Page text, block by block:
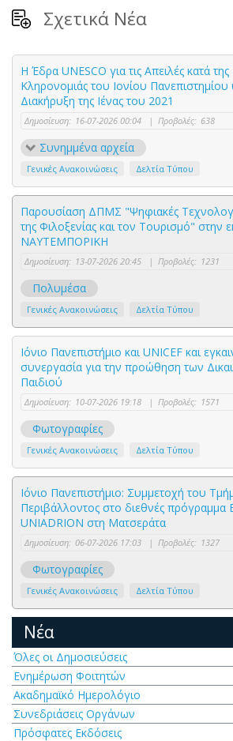
Σχετικά Νέα
Η Έδρα UNESCO για τις Απειλές κατά της
Κληρονομιάς του Ιονίου
Διακήρυξη της Ιένας του 2021
Δημοσίευση: 16-07-2026 00:04 | Προβολές: 638
Συνημμένα αρχεία
Γενικές Ανακοινώσεις Δελτία Τύπου
Παρουσίαση ΔΠΜΣ "Ψηφιακές
της Φιλοξενίας και τον Τουρισμό" στην
ΝΑΥΤΕΜΠΟΡΙΚΗ
Δημοσίευση: 13-07-2026 20:45 | Προβολές: 1231
Πολυμέσα
Γενικές Ανακοινώσεις Δελτία Τύπου
Ιόνιο Πανεπιστήμιο και UNICEF και
συνεργασία για την προώθηση των
Παιδιού
Δημοσίευση: 10-07-2026 19:18 | Προβολές: 1571
Φωτογραφίες
Γενικές Ανακοινώσεις Δελτία Τύπου
Ιόνιο Πανεπιστήμιο: Συμμετοχή του
Περιβάλλοντος στο διεθνές πρόγραμμα
UNIADRION στη Ματσεράτα
Δημοσίευση: 06-07-2026 17:03 | Προβολές: 1327
Φωτογραφίες
Γενικές Ανακοινώσεις Δελτία Τύπου
Νέα
Όλες οι Δημοσιεύσεις
Ενημέρωση Φοιτητών
Ακαδημαϊκό Ημερολόγιο
Συνεδριάσεις Οργάνων
Πρόσφατες Εκδόσεις